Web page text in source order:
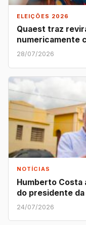
ELEIÇÕES 2026
Quaest traz
numericamente
28/07/2026
NOTÍCIAS
Humberto Costa
do presidente
24/07/2026